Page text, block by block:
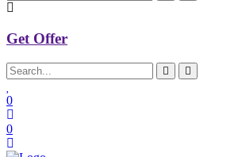
Get Offer
0
0